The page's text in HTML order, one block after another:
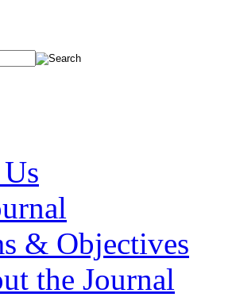
& Objectives
the Journal